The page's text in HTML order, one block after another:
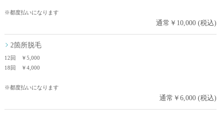
※都度払いになります
通常￥10,000 (税込)
2箇所脱毛
12回 ￥5,000
18回 ￥4,000
※都度払いになります
通常￥6,000 (税込)